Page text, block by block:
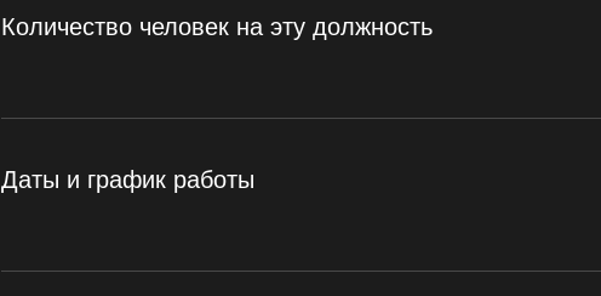
Количество человек на эту должность
Даты и график работы